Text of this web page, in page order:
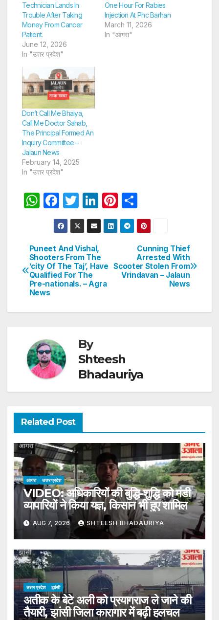
Technician Lands In
Trouble After Taking
Money From Cancer
Patient.
June 12, 2026
In "उत्तर प्रदेश"
One Hour For Rabies
Injection At Phc Barhan
March 11, 2026
In "आगरा"
Don’t Call Me Bhaiya,
Call Me Doctor Sahab,
The Principal Formed An
Inquiry Committee –
Jalaun News
February 14, 2025
In "उत्तर प्रदेश"
W
s
A
p
p
F
a
c
e
b
o
k
T
w
itt
er
Li
n
k
e
dI
n
Pi
nt
er
st
h
ar
e
Post
navigation
Cunning Thief
Arrested With
Scooter Stolen From
Vrindavan – Jalaun
News
Puneet And Vishal,
Shooters From The
‘city Of The Taj’, Have
Qualified For The
Pre-nationals. – Agra
News
By
Shteesh
Bhadauriya
Related Post
आगरा उत्तर प्रदेश
VIDEO: अधिकारियों की बुद्धि-शुद्धि को मंडी
व्यापारियों ने किया यज्ञ, किसान भी हुए शामिल
AUG 7, 2026 SHTEESH BHADAURIYA
उत्तर प्रदेश झांसी
अतीक के बेटे अली को प्रयागराज ले जाने की
तैयारी, झांसी जिला कारागार में बढ़ी हलचल